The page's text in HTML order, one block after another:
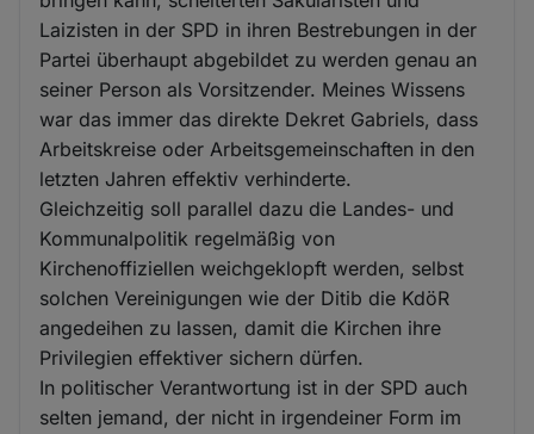
Laizisten in der SPD in ihren Bestrebungen in der
Partei überhaupt abgebildet zu werden genau an
seiner Person als Vorsitzender. Meines Wissens
war das immer das direkte Dekret Gabriels, dass
Arbeitskreise oder Arbeitsgemeinschaften in den
letzten Jahren effektiv verhinderte.
Gleichzeitig soll parallel dazu die Landes- und
Kommunalpolitik regelmäßig von
Kirchenoffiziellen weichgeklopft werden, selbst
solchen Vereinigungen wie der Ditib die KdöR
angedeihen zu lassen, damit die Kirchen ihre
Privilegien effektiver sichern dürfen.
In politischer Verantwortung ist in der SPD auch
selten jemand, der nicht in irgendeiner Form im